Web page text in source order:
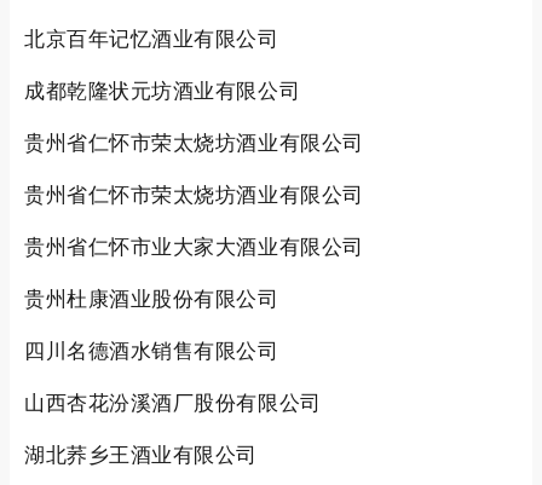
北京百年记忆酒业有限公司
成都乾隆状元坊酒业有限公司
贵州省仁怀市荣太烧坊酒业有限公司
贵州省仁怀市荣太烧坊酒业有限公司
贵州省仁怀市业大家大酒业有限公司
贵州杜康酒业股份有限公司
四川名德酒水销售有限公司
山西杏花汾溪酒厂股份有限公司
湖北荞乡王酒业有限公司